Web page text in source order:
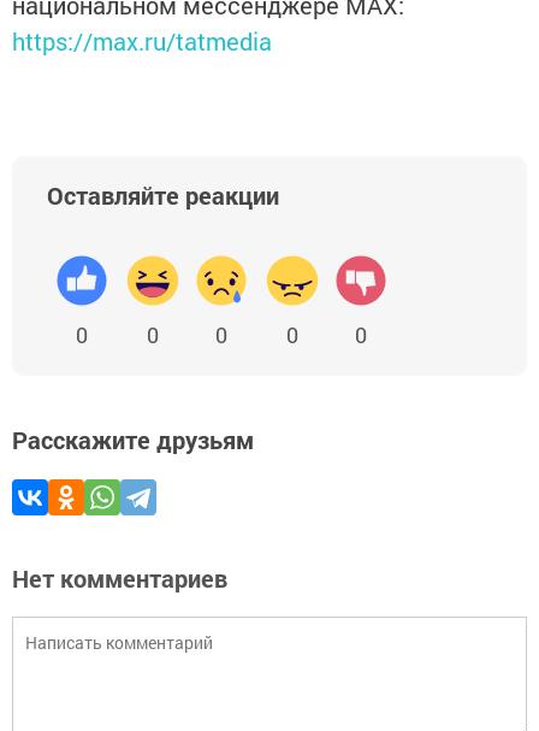
https://max.ru/tatmedia
Оставляйте реакции
0 0 0 0 0
Расскажите друзьям
Нет комментариев